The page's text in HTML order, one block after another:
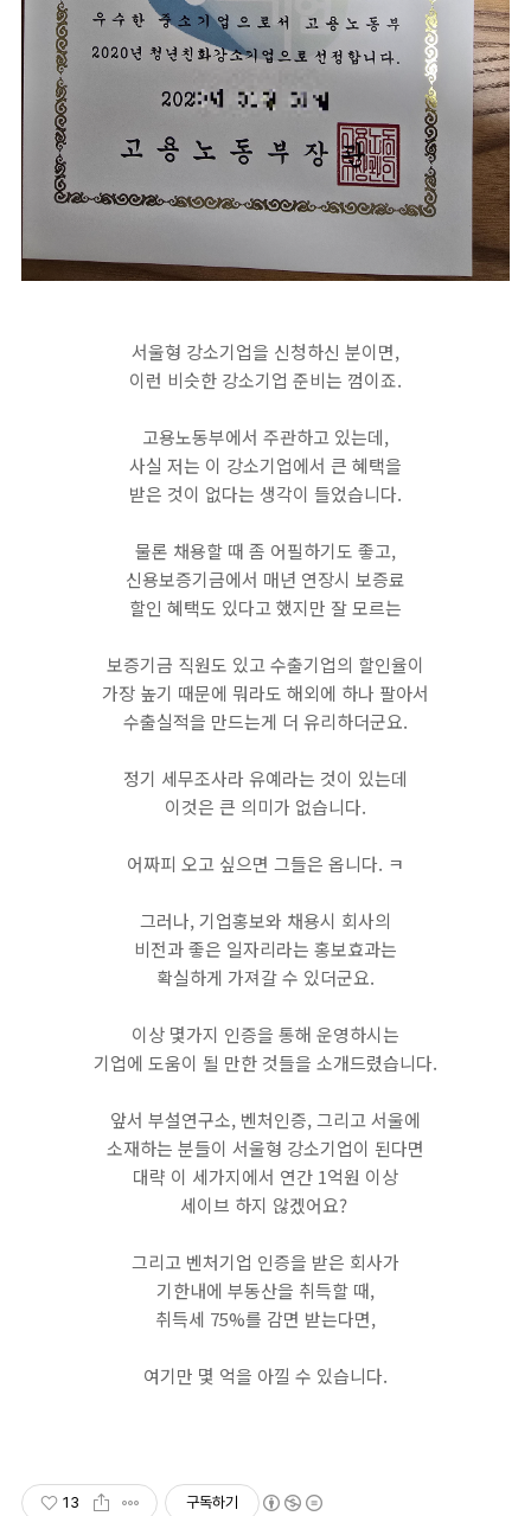
서울형 강소기업을 신청하신 분이면,
이런 비슷한 강소기업 준비는 껌이죠.
고용노동부에서 주관하고 있는데,
사실 저는 이 강소기업에서 큰 혜택을
받은 것이 없다는 생각이 들었습니다.
​물론 채용할 때 좀 어필하기도 좋고,
신용보증기금에서 매년 연장시 보증료
할인 혜택도 있다고 했지만 잘 모르는
보증기금 직원도 있고 수출기업의 할인율이
가장 높기 때문에 뭐라도 해외에 하나 팔아서
수출실적을 만드는게 더 유리하더군요.
​정기 세무조사라 유예라는 것이 있는데
이것은 큰 의미가 없습니다.
어짜피 오고 싶으면 그들은 옵니다. ㅋ
​그러나, 기업홍보와 채용시 회사의
비전과 좋은 일자리라는 홍보효과는
확실하게 가져갈 수 있더군요.
​이상 몇가지 인증을 통해 운영하시는
기업에 도움이 될 만한 것들을 소개드렸습니다.
​앞서 부설연구소, 벤처인증, 그리고 서울에
소재하는 분들이 서울형 강소기업이 된다면
대략 이 세가지에서 연간 1억원 이상
세이브 하지 않겠어요?
​그리고 벤처기업 인증을 받은 회사가
기한내에 부동산을 취득할 때,
취득세 75%를 감면 받는다면,
여기만 몇 억을 아낄 수 있습니다.
13 구독하기